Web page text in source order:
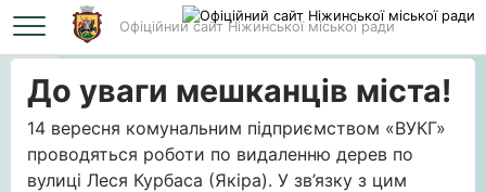
Офіційний сайт Ніжинської міської ради
Головна До уваги мешканців міста!
До уваги мешканців міста!
14 вересня комунальним підприємством «ВУКГ»
проводяться роботи по видаленню дерев по
вулиці Леся Курбаса (Якіра). У зв’язку з цим